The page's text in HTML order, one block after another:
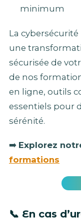
minimum
La
une
sécurisée de
de nos
en ligne, outils
essentiels pour
sérénité.
➡️ Explorez
formations
📞 En cas